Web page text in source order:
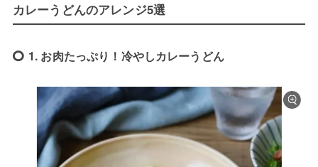
カレーうどんのアレンジ5選
1. お肉たっぷり！冷やしカレーうどん